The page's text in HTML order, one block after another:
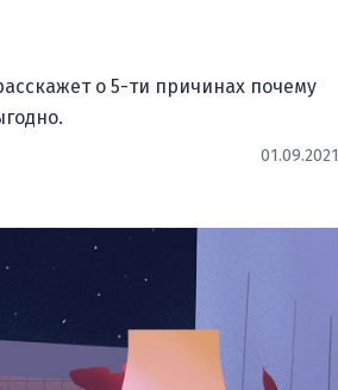
о 5-ти причинах почему
01.09.2021